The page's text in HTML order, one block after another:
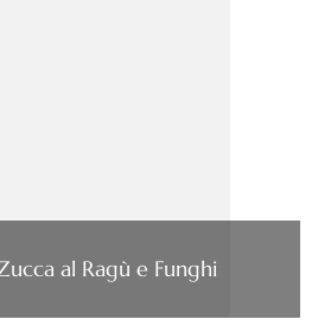
al Ragù e Funghi